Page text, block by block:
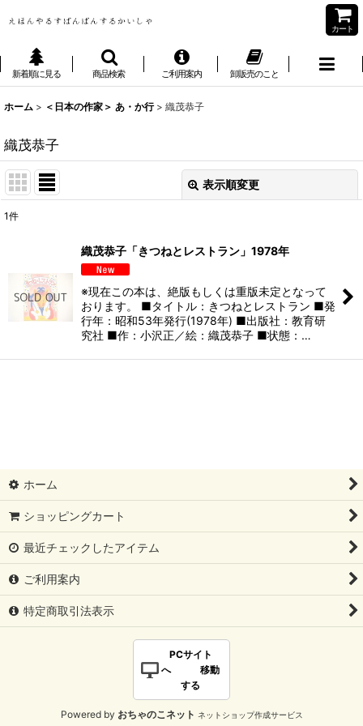
カート
新着順に見る 商品検索 ご利用案内 卸販売のこと
ホーム > ＜日本の作家＞ あ・か行 > 織茂恭子
織茂恭子
表示順変更
並び順:
絞り込む
1件
織茂恭子「きつねとレストラン」1978年
※現在この本は、絶版もしくは重版未定となって
おります。 ■タイトル：きつねとレストラン ■発
行年：昭和53年発行(1978年) ■出版社：教育研
究社 ■作：小沢正／絵：織茂恭子 ■状態：…
ホーム
ショッピングカート
最近チェックしたアイテム
ご利用案内
特定商取引法表示
PCサイト
へ 移動
する
Powered by おちゃのこネット ネットショップ作成サービス